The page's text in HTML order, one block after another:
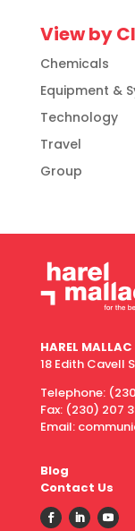
View by
Chemicals
Equipment &
Technology
Travel
Group
HAREL MALLAC
18 Edith Cavell
Telephone:
Fax: (230) 207
Email:
Blog
Contact Us